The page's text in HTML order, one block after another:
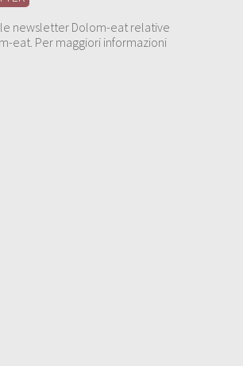
newsletter Dolom-eat relative
eat. Per maggiori informazioni